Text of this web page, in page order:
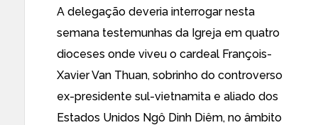
A delegação deveria interrogar nesta
semana testemunhas da Igreja em quatro
dioceses onde viveu o cardeal François-
Xavier Van Thuan, sobrinho do controverso
ex-presidente sul-vietnamita e aliado dos
Estados Unidos Ngô Dinh Diêm, no âmbito